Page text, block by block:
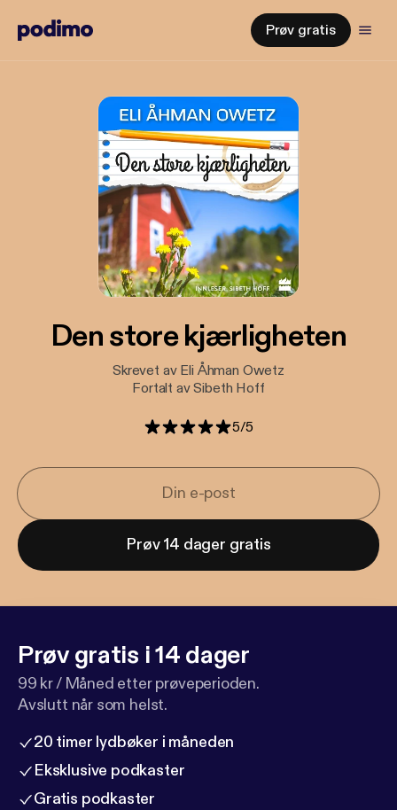
Prøv gratis
Den store kjærligheten
Skrevet av Eli Åhman Owetz
Fortalt av Sibeth Hoff
5/5
Prøv 14 dager gratis
Prøv gratis i 14 dager
99 kr / Måned etter prøveperioden.
Avslutt når som helst.
20 timer lydbøker i måneden
Eksklusive podkaster
Gratis podkaster